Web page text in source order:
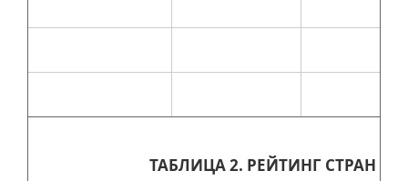
ТАБЛИЦА 2. РЕЙТИНГ СТРАН ПО